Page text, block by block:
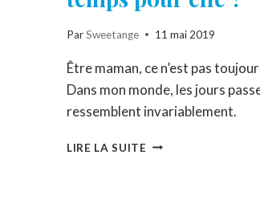
ParSweetange 11 mai 2019
Être maman, ce n’est pas
Dans mon monde, les jours
ressemblent invariablement.
LIRE LA SUITE ET